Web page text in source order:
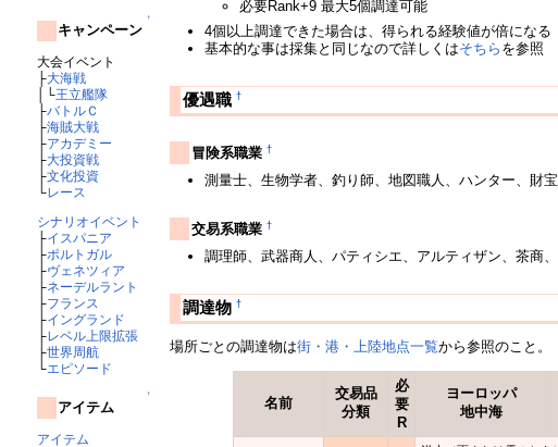
↑
キャンペーン
大会イベント
├大海戦
│└王立艦隊
├バトルＣ
├海賊大戦
├アカデミー
├大投資戦
├文化投資
└レース
シナリオイベント
├イスパニア
├ポルトガル
├ヴェネツィア
├ネーデルラント
├フランス
├イングランド
├レベル上限拡張
├世界周航
└エピソード
↑
アイテム
アイテム
必要Rank+9 最大5個調達可能
4個以上調達できた場合は、得られる経験値が倍になる
基本的な事は採集と同じなので詳しくはそちら を参照
優遇職 †
冒険系職業 †
測量士、生物学者、釣り師、地図職人、ハンター、財
交易系職業 †
調理師、武器商人、パティシエ、アルティザン、茶商
調達物 †
場所ごとの調達物は街・港・上陸地点一覧から参照のこと。
名前
交易品
分類
必
要
R
ヨーロッパ
地中海